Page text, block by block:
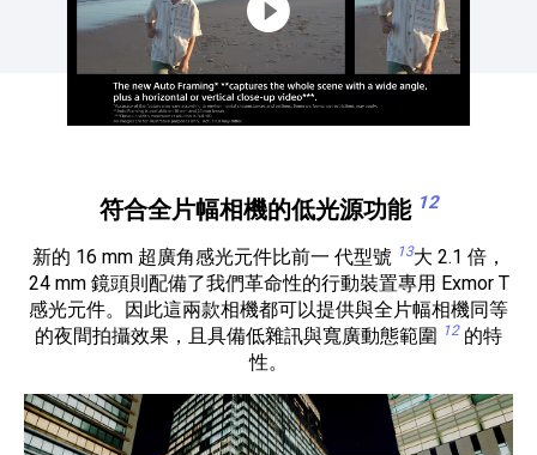
符合全片幅相機的低光源功能 12
新的 16 mm 超廣角感光元件比前一 代型號 13大 2.1 倍，
24 mm 鏡頭則配備了我們革命性的行動裝置專用 Exmor T
感光元件。因此這兩款相機都可以提供與全片幅相機同等
的夜間拍攝效果，且具備低雜訊與寬廣動態範圍 12的特
性。